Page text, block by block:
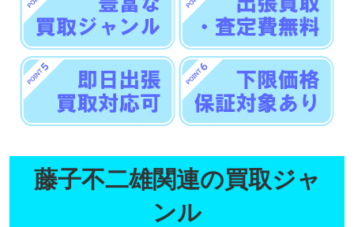
藤子不二雄関連の買取ジャ
ンル